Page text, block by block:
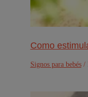
Como
Signos para bebés/